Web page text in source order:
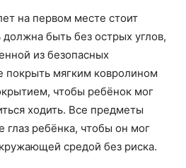
на первом месте стоит
быть без острых углов,
из безопасных
покрыть мягким ковролином
чтобы ребёнок мог
ходить. Все предметы
глаз ребёнка, чтобы он мог
средой без риска.